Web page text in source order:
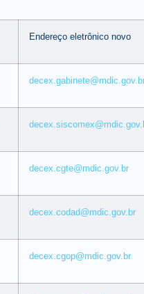
Endereço eletrônico novo
decex.cgte@mdic.gov.br
decex.codad@mdic.gov.br
decex.cgop@mdic.gov.br